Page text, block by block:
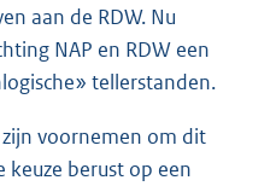
aan de RDW. Nu
NAP en RDW een
tellerstanden.
voornemen om dit
keuze berust op een